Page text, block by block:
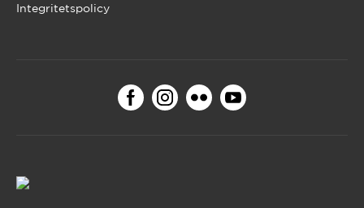
Integritetspolicy